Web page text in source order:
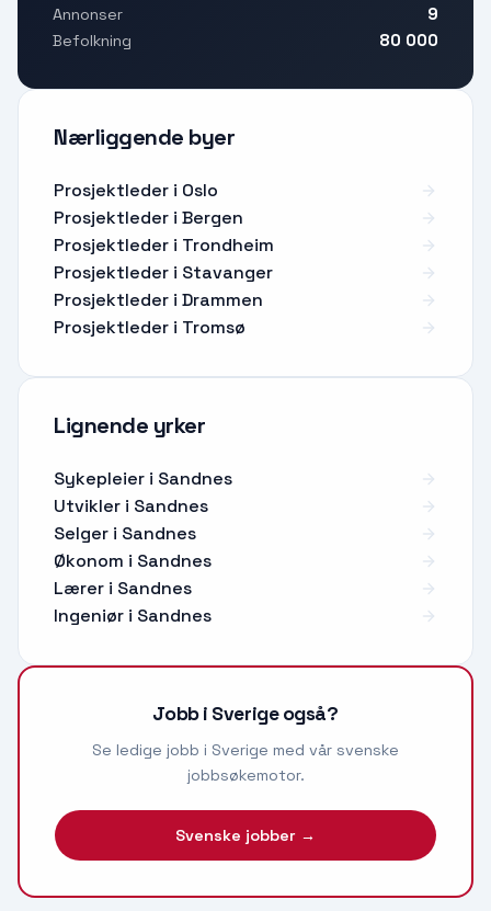
Annonser 9
Befolkning 80 000
Nærliggende byer
Prosjektleder i Oslo
Prosjektleder i Bergen
Prosjektleder i Trondheim
Prosjektleder i Stavanger
Prosjektleder i Drammen
Prosjektleder i Tromsø
Lignende yrker
Sykepleier i Sandnes
Utvikler i Sandnes
Selger i Sandnes
Økonom i Sandnes
Lærer i Sandnes
Ingeniør i Sandnes
Jobb i Sverige også?
Se ledige jobb i Sverige med vår svenske
jobbsøkemotor.
Svenske jobber →